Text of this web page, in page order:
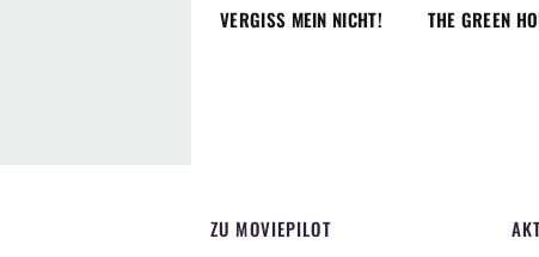
VERGISS MEIN NICHT! THE GREEN
ZU MOVIEPILOT